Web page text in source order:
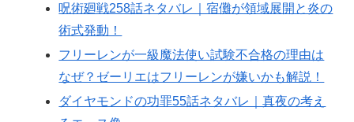
呪術廻戦258話ネタバレ｜宿儺が領域展開と炎の
術式発動！
フリーレンが一級魔法使い試験不合格の理由は
なぜ？ゼーリエはフリーレンが嫌いかも解説！
ダイヤモンドの功罪55話ネタバレ｜真夜の考え